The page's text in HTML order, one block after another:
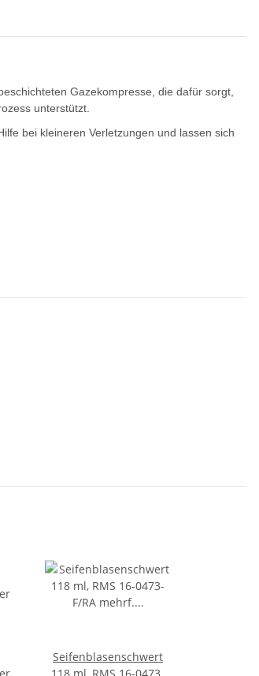
Gazekompresse, die dafür sorgt,
unterstützt.
bei kleineren Verletzungen und lassen sich
Seifenblasenschwert